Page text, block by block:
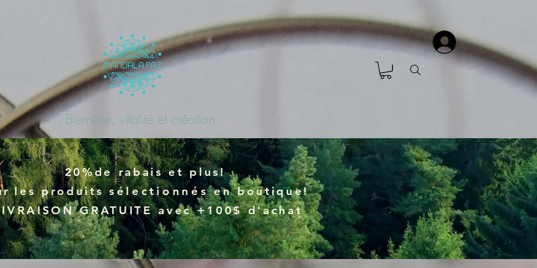
Bien-être, vitalité et création
20%de rabais et plus!
les produitssélectionnésen boutique!
GRATUITE avec +100$ d'achat